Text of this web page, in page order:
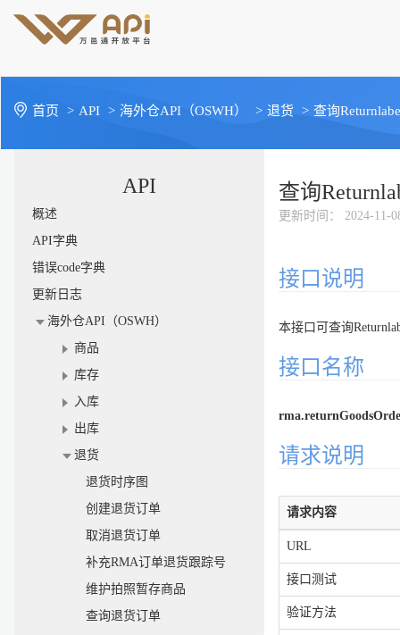
首页 > API > 海外仓API（OSWH） > 退货 > 查询
API
概述
API字典
错误code字典
更新日志
海外仓API（OSWH）
商品
库存
入库
出库
退货
退货时序图
创建退货订单
取消退货订单
补充RMA订单退货跟踪号
维护拍照暂存商品
查询退货订单
查询
更新时间 ： 2024-11-
接口说明
本接口可查询
接口名称
请求说明
请求内容
URL
接口测试
验证方法